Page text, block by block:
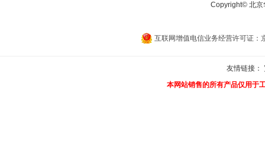
Copyright© 北京
互联网增值电信业务经营许可证：
友情链接：
本网站销售的所有产品仅用于